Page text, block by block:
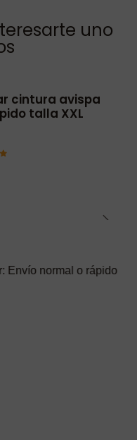
uno
cintura avispa
talla XXL
☑️ También